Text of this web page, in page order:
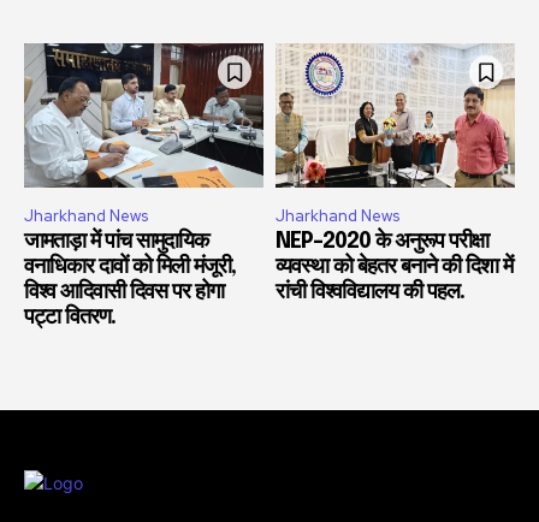
Jharkhand News
जामताड़ा में पांच सामुदायिक
वनाधिकार दावों को मिली मंजूरी,
विश्व आदिवासी दिवस पर होगा
पट्टा वितरण.
Jharkhand News
NEP-2020 के अनुरूप परीक्षा
व्यवस्था को बेहतर बनाने की दिशा में
रांची विश्वविद्यालय की पहल.